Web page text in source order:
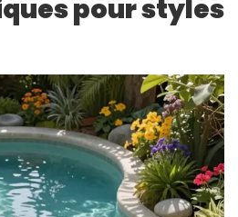
pour styles